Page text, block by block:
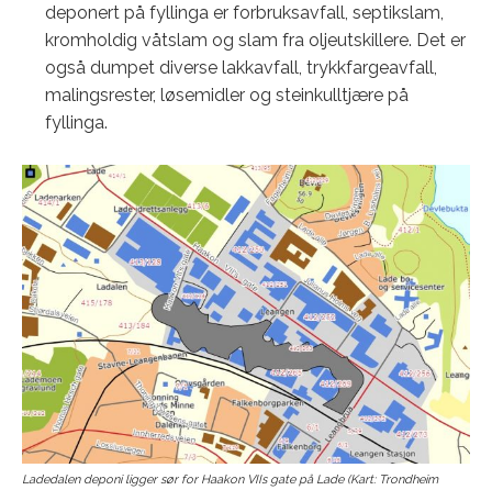
deponert på fyllinga er forbruksavfall, septikslam,
kromholdig våtslam og slam fra oljeutskillere. Det er
også dumpet diverse lakkavfall, trykkfargeavfall,
malingsrester, løsemidler og steinkulltjære på
fyllinga.
Ladedalen deponi ligger sør for Haakon VIIs gate på Lade (Kart: Trondheim